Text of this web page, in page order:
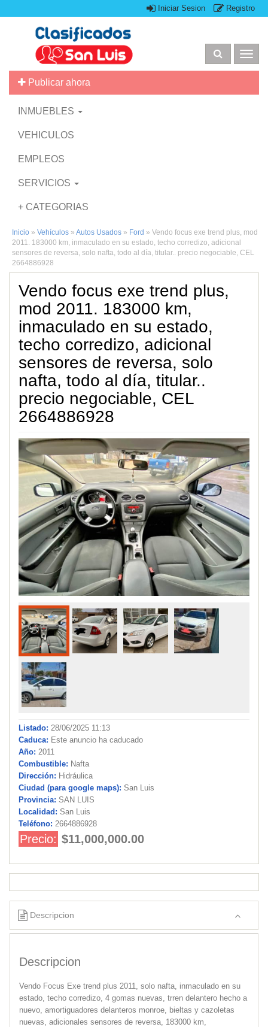
Iniciar Sesion Registro
Publicar ahora
INMUEBLES
VEHICULOS
EMPLEOS
SERVICIOS
+ CATEGORIAS
Inicio » Vehículos » Autos Usados » Ford » Vendo focus exe trend plus, mod
2011. 183000 km, inmaculado en su estado, techo corredizo, adicional
sensores de reversa, solo nafta, todo al día, titular.. precio negociable, CEL
2664886928
Vendo focus exe trend plus,
mod 2011. 183000 km,
inmaculado en su estado,
techo corredizo, adicional
sensores de reversa, solo
nafta, todo al día, titular..
precio negociable, CEL
2664886928
Listado: 28/06/2025 11:13
Caduca: Este anuncio ha caducado
Año: 2011
Combustible: Nafta
Dirección: Hidráulica
Ciudad (para google maps): San Luis
Provincia: SAN LUIS
Localidad: San Luis
Teléfono: 2664886928
Precio: $11,000,000.00
Descripcion
Descripcion
Vendo Focus Exe trend plus 2011, solo nafta, inmaculado en su
estado, techo corredizo, 4 gomas nuevas, trren delantero hecho a
nuevo, amortiguadores delanteros monroe, bieltas y cazoletas
nuevas, adicionales sensores de reversa, 183000 km,